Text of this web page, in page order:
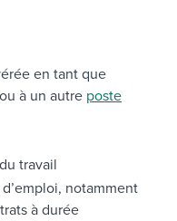
en tant que
à un autre poste
travail
notamment
à durée